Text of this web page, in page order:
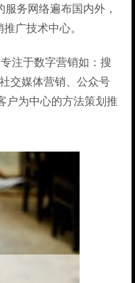
务网络遍布国内外，
广技术中心。
注于数字营销如：搜
交媒体营销、公众号
户为中心的方法策划推